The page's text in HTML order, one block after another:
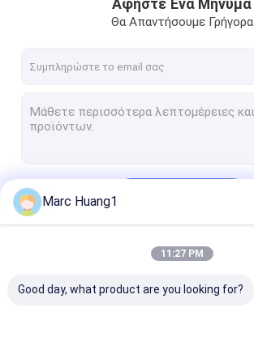
Αφήστε Ένα Μήνυμα
Θα Απαντήσουμε Γρήγορα
Marc Huang1
11:27 PM
Good day, what product are you looking for?